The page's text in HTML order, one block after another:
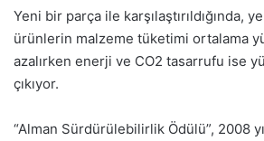
Yeni bir parça ile karşılaştırıldığında,
ürünlerin malzeme tüketimi ortalama
azalırken enerji ve CO2 tasarrufu ise
çıkıyor.
“Alman Sürdürülebilirlik Ödülü”, 2008